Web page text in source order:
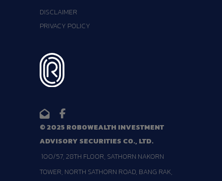
DISCLAIMER
PRIVACY POLICY
© 2025 ROBOWEALTH INVESTMENT
ADVISORY SECURITIES CO., LTD.
100/57, 28TH FLOOR, SATHORN NAKORN
TOWER, NORTH SATHORN ROAD, BANG RAK,